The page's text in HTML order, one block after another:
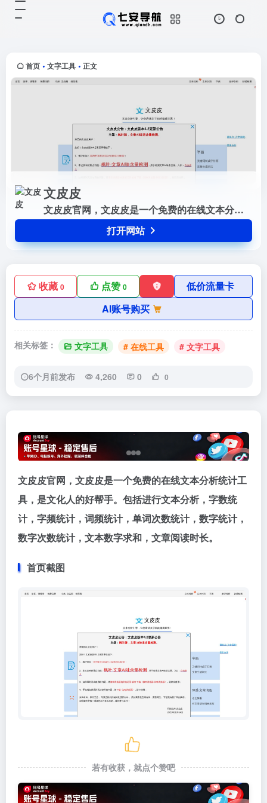
首页 • 文字工具 • 正文
文皮皮
文皮皮官网，文皮皮是一个免费的在线文本分析统计工具，是文化人的好帮手。包括进行文本分析，字数统计，字频统计，词频统计，单词次数统计，数字统计，数字次数统计，文本数字求和，文章阅读时长。
打开网站
收藏 0 点赞0
低价流量卡
AI账号购买
相关标签： 文字工具 # 在线工具 # 文字工具
6个月前发布 4,260 0 0
帮手。包括进行文本分析，字数统
计，字频统计，词频统计，单词次数
统计，数字统计，数字次数统计，文
文皮皮官网，文皮皮是一个免费的在线文本分析统计工
具，是文化人的好帮手。包括进行文本分析，字数统
计，字频统计，词频统计，单词次数统计，数字统计，
数字次数统计，文本数字求和，文章阅读时长。
首页截图
若有收获，就点个赞吧